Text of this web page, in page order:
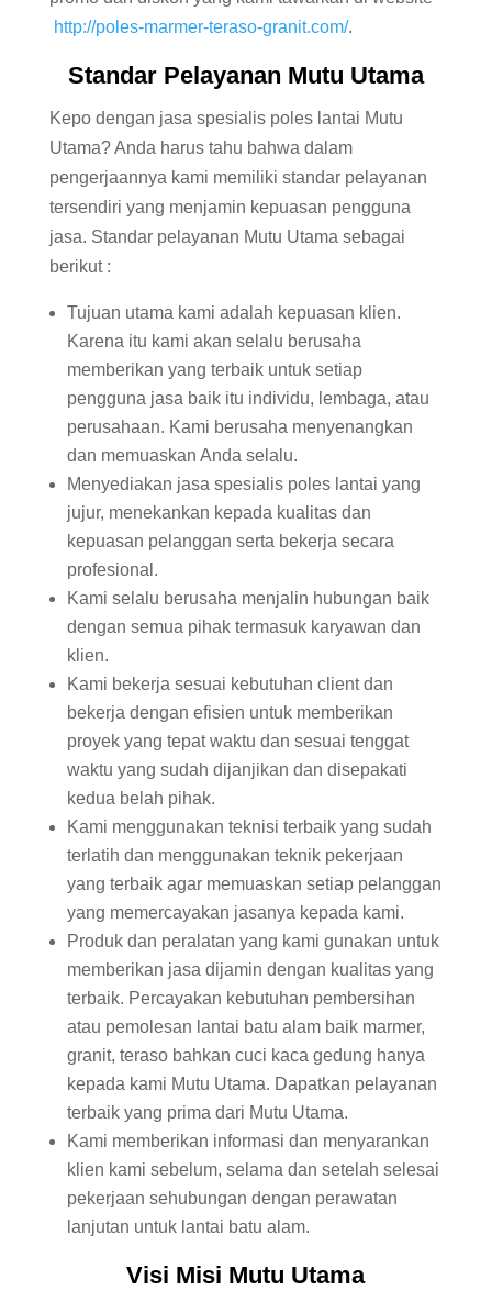
http://poles-marmer-teraso-granit.com/.
Standar Pelayanan Mutu Utama
Kepo dengan jasa spesialis poles lantai Mutu
Utama? Anda harus tahu bahwa dalam
pengerjaannya kami memiliki standar pelayanan
tersendiri yang menjamin kepuasan pengguna
jasa. Standar pelayanan Mutu Utama sebagai
berikut :
Tujuan utama kami adalah kepuasan klien.
Karena itu kami akan selalu berusaha
memberikan yang terbaik untuk setiap
pengguna jasa baik itu individu, lembaga, atau
perusahaan. Kami berusaha menyenangkan
dan memuaskan Anda selalu.
Menyediakan jasa spesialis poles lantai yang
jujur, menekankan kepada kualitas dan
kepuasan pelanggan serta bekerja secara
profesional.
Kami selalu berusaha menjalin hubungan baik
dengan semua pihak termasuk karyawan dan
klien.
Kami bekerja sesuai kebutuhan client dan
bekerja dengan efisien untuk memberikan
proyek yang tepat waktu dan sesuai tenggat
waktu yang sudah dijanjikan dan disepakati
kedua belah pihak.
Kami menggunakan teknisi terbaik yang sudah
terlatih dan menggunakan teknik pekerjaan
yang terbaik agar memuaskan setiap pelanggan
yang memercayakan jasanya kepada kami.
Produk dan peralatan yang kami gunakan untuk
memberikan jasa dijamin dengan kualitas yang
terbaik. Percayakan kebutuhan pembersihan
atau pemolesan lantai batu alam baik marmer,
granit, teraso bahkan cuci kaca gedung hanya
kepada kami Mutu Utama. Dapatkan pelayanan
terbaik yang prima dari Mutu Utama.
Kami memberikan informasi dan menyarankan
klien kami sebelum, selama dan setelah selesai
pekerjaan sehubungan dengan perawatan
lanjutan untuk lantai batu alam.
Visi Misi Mutu Utama